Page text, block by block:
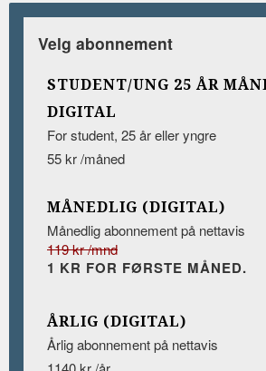
Velg abonnement
STUDENT/UNG 25 ÅR
DIGITAL
For student, 25 år eller yngre
55 kr /måned
MÅNEDLIG (DIGITAL)
Månedlig abonnement på nettavis
119 kr /mnd
1 KR FOR FØRSTE MÅNED.
ÅRLIG (DIGITAL)
Årlig abonnement på nettavis